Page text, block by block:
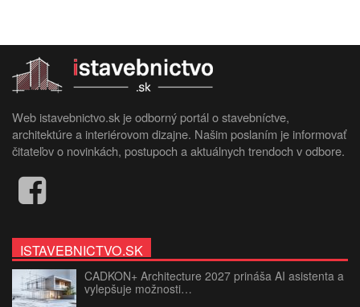
Web istavebnictvo.sk je odborný portál o stavebníctve,
architektúre a interiérovom dizajne. Našim poslaním je informovať
čitateľov o novinkách, postupoch a aktuálnych trendoch v odbore.
ISTAVEBNICTVO.SK
CADKON+ Architecture 2027 prináša AI asistenta a
vylepšuje možnosti…